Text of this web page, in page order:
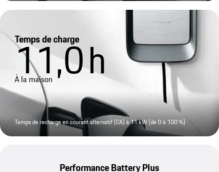
Temps de charge
11,0h
À la maison
Temps de recharge en courant alternatif (CA) à 11 kW (de 0 à 100 %)
Performance Battery Plus